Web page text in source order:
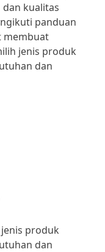
kualitas
panduan
membuat
jenis produk
dan
jenis produk
dan